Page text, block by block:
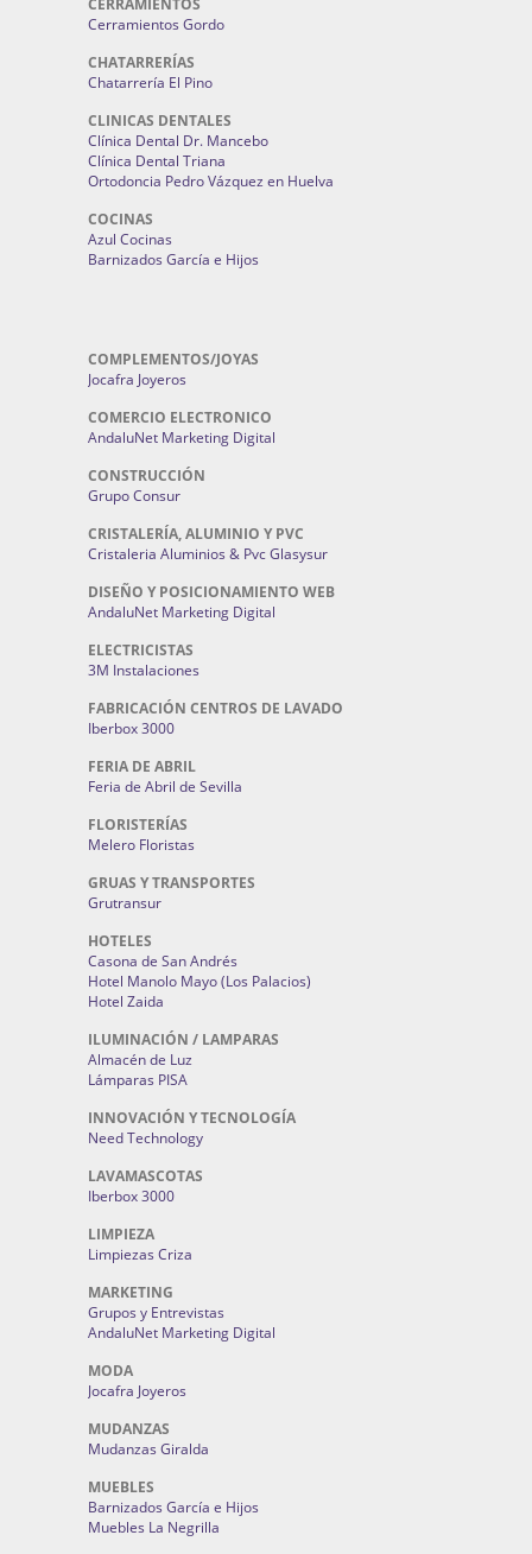
CERRAMIENTOS
Cerramientos Gordo
CHATARRERÍAS
Chatarrería El Pino
CLINICAS DENTALES
Clínica Dental Dr. Mancebo
Clínica Dental Triana
Ortodoncia Pedro Vázquez en Huelva
COCINAS
Azul Cocinas
Barnizados García e Hijos
COMPLEMENTOS/JOYAS
Jocafra Joyeros
COMERCIO ELECTRONICO
AndaluNet Marketing Digital
CONSTRUCCIÓN
Grupo Consur
CRISTALERÍA, ALUMINIO Y PVC
Cristaleria Aluminios & Pvc Glasysur
DISEÑO Y POSICIONAMIENTO WEB
AndaluNet Marketing Digital
ELECTRICISTAS
3M Instalaciones
FABRICACIÓN CENTROS DE LAVADO
Iberbox 3000
FERIA DE ABRIL
Feria de Abril de Sevilla
FLORISTERÍAS
Melero Floristas
GRUAS Y TRANSPORTES
Grutransur
HOTELES
Casona de San Andrés
Hotel Manolo Mayo (Los Palacios)
Hotel Zaida
ILUMINACIÓN / LAMPARAS
Almacén de Luz
Lámparas PISA
INNOVACIÓN Y TECNOLOGÍA
Need Technology
LAVAMASCOTAS
Iberbox 3000
LIMPIEZA
Limpiezas Criza
MARKETING
Grupos y Entrevistas
AndaluNet Marketing Digital
MODA
Jocafra Joyeros
MUDANZAS
Mudanzas Giralda
MUEBLES
Barnizados García e Hijos
Muebles La Negrilla